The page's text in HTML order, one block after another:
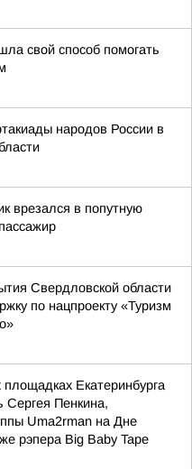
свой способ помогать
народов России в
врезался в попутную
Свердловской области
по нацпроекту «Туризм
Екатеринбурга
Пенкина,
Uma2rman на Дне
рэпера Big Baby Tape